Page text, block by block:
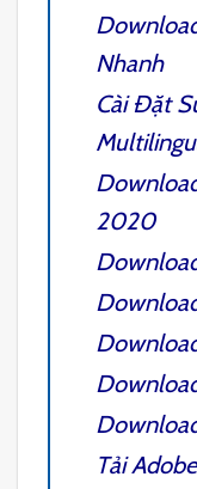
Nhanh
Cài Đặt
2020
Tải